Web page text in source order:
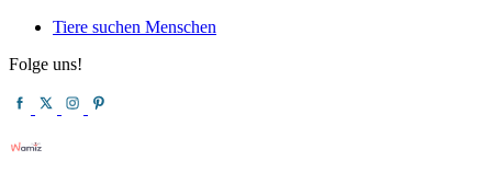
Tiere suchen Menschen
Folge uns!